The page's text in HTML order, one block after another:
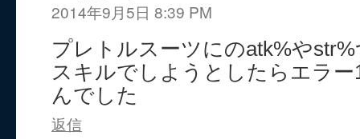
2014年9月5日 8:39 PM
プレトルスーツにのatk%や
スキルでしようとしたらエラ
んでした
返信